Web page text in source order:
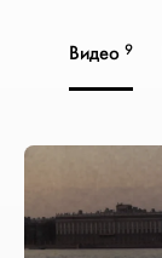
Видео 9